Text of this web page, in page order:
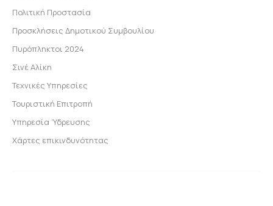
Πολιτική Προστασία
Προσκλήσεις Δημοτικού Συμβουλίου
Πυρόπληκτοι 2024
Σινέ Αλίκη
Τεχνικές Υπηρεσίες
Τουριστική Επιτροπή
Υπηρεσία Ύδρευσης
Χάρτες επικινδυνότητας